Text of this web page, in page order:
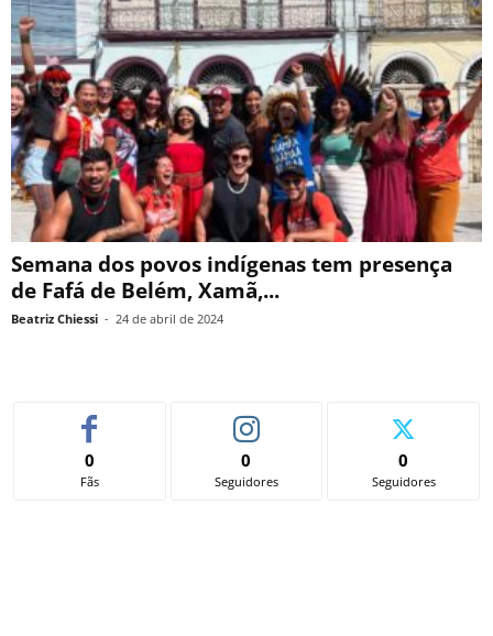
Semana dos povos indígenas tem presença
de Fafá de Belém, Xamã,...
Beatriz Chiessi - 24 de abril de 2024
0
Fãs
0
Seguidores
0
Seguidores